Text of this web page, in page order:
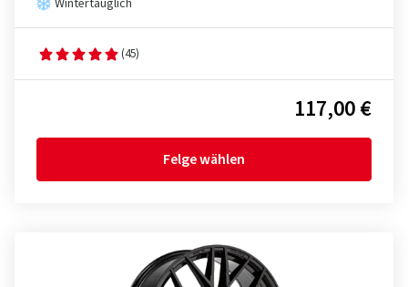
Wintertauglich
(45)
117,00 €
Felge wählen